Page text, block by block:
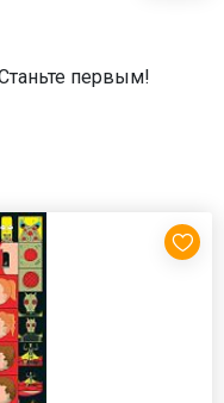
первым!